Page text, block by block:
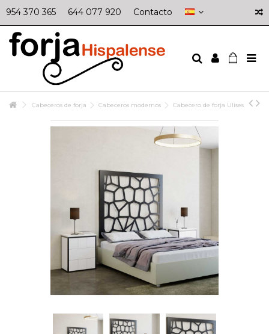
954 370 365 644 077 920 Contacto
Cabeceros de forja Cabeceros modernos Cabecero de forja Ulises